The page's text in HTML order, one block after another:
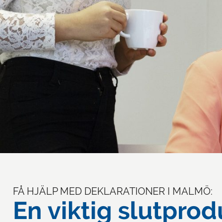
FÅ HJÄLP MED DEKLARATIONER I MALMÖ:
En viktig